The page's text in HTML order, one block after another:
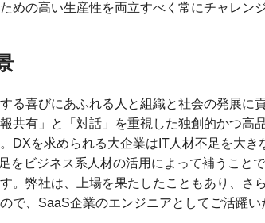
めの高い生産性を両立すべく常にチャレン
る喜びにあふれる人と組織と社会の発展に
共有」と「対話」を重視した独創的かつ高
DXを求められる大企業はIT人材不足を大き
をビジネス系人材の活用によって補うこと
。弊社は、上場を果たしたこともあり、さ
で、SaaS企業のエンジニアとしてご活躍い